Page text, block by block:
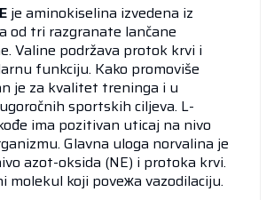
je aminokiselina izvedena iz
od tri razgranate lančane
Valine podržava protok krvi i
funkciju. Kako promoviše
je za kvalitet treninga i u
sportskih ciljeva. L-
ima pozitivan uticaj na nivo
Glavna uloga norvalina je
azot-oksida (NE) i protoka krvi.
molekul koji poveжa vazodilaciju.